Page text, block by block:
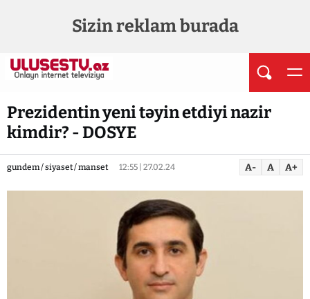
Sizin reklam burada
Prezidentin yeni təyin etdiyi nazir
kimdir? - DOSYE
gundem / siyaset / manset 12:55 | 27.02.24 A- A A+